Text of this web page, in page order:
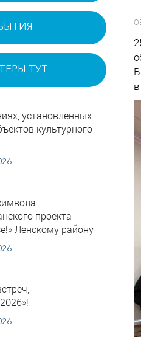
ТУТ
установленных
культурного
проекта
Ленскому району